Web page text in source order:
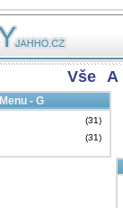
Vše A
Menu - G
(31)
(31)